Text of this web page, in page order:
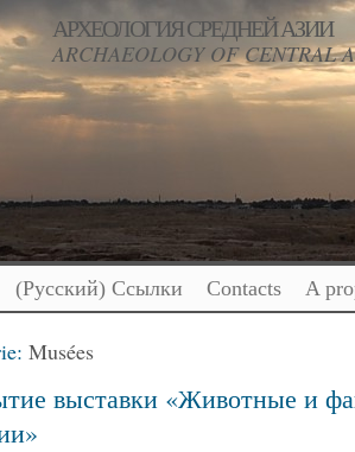
АРХЕОЛОГИЯ СРЕДНЕЙ АЗИИ
ARCHAEOLOGY OF CENTRAL
(Русский) Ссылки Contacts A
Musées
выставки «Животные и